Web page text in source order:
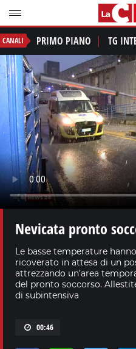
CANALI PRIMO PIANO TG
Nevicata pronto
Le basse temperature
ricoverato in attesa di un
attrezzando un’area
del pronto soccorso.
di subintensiva
00:46